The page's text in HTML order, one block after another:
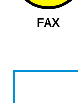
FAX